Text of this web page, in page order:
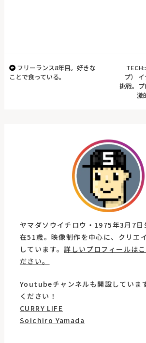
フリーランス8年目。好きな
ことで食っている。
プ）
挑戦。
激
ヤマダソウイチロウ・1975年3月7日
在51歳。映像制作を中心に、クリエ
しています。詳しいプロフィールは
ださい。
Youtubeチャンネルも開設していま
ください！
CURRY LIFE
Soichiro Yamada